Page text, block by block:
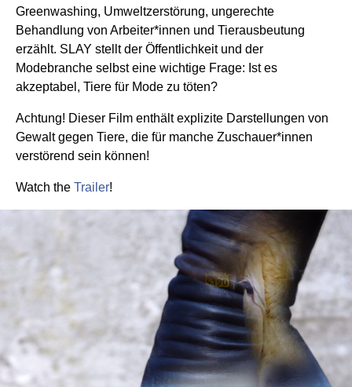
Greenwashing, Umweltzerstörung, ungerechte
Behandlung von Arbeiter*innen und Tierausbeutung
erzählt. SLAY stellt der Öffentlichkeit und der
Modebranche selbst eine wichtige Frage: Ist es
akzeptabel, Tiere für Mode zu töten?
Achtung! Dieser Film enthält explizite Darstellungen von
Gewalt gegen Tiere, die für manche Zuschauer*innen
verstörend sein können!
Watch the Trailer!